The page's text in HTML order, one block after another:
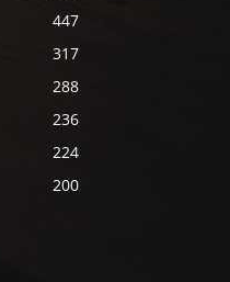
447
317
288
236
224
200